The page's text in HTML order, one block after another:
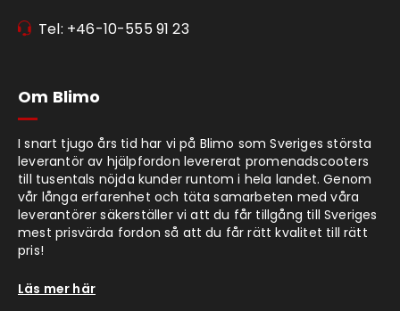
Tel: +46-10-555 91 23
Om Blimo
I snart tjugo års tid har vi på Blimo som Sveriges största
leverantör av hjälpfordon levererat promenadscooters
till tusentals nöjda kunder runtom i hela landet. Genom
vår långa erfarenhet och täta samarbeten med våra
leverantörer säkerställer vi att du får tillgång till Sveriges
mest prisvärda fordon så att du får rätt kvalitet till rätt
pris!
Läs mer här